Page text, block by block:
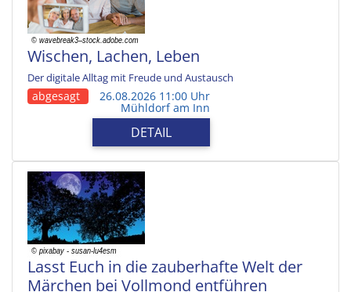
Wischen, Lachen, Leben
Der digitale Alltag mit Freude und Austausch
abgesagt 26.08.2026 11:00 Uhr
Mühldorf am Inn
DETAIL
Lasst Euch in die zauberhafte Welt der
Märchen bei Vollmond entführen